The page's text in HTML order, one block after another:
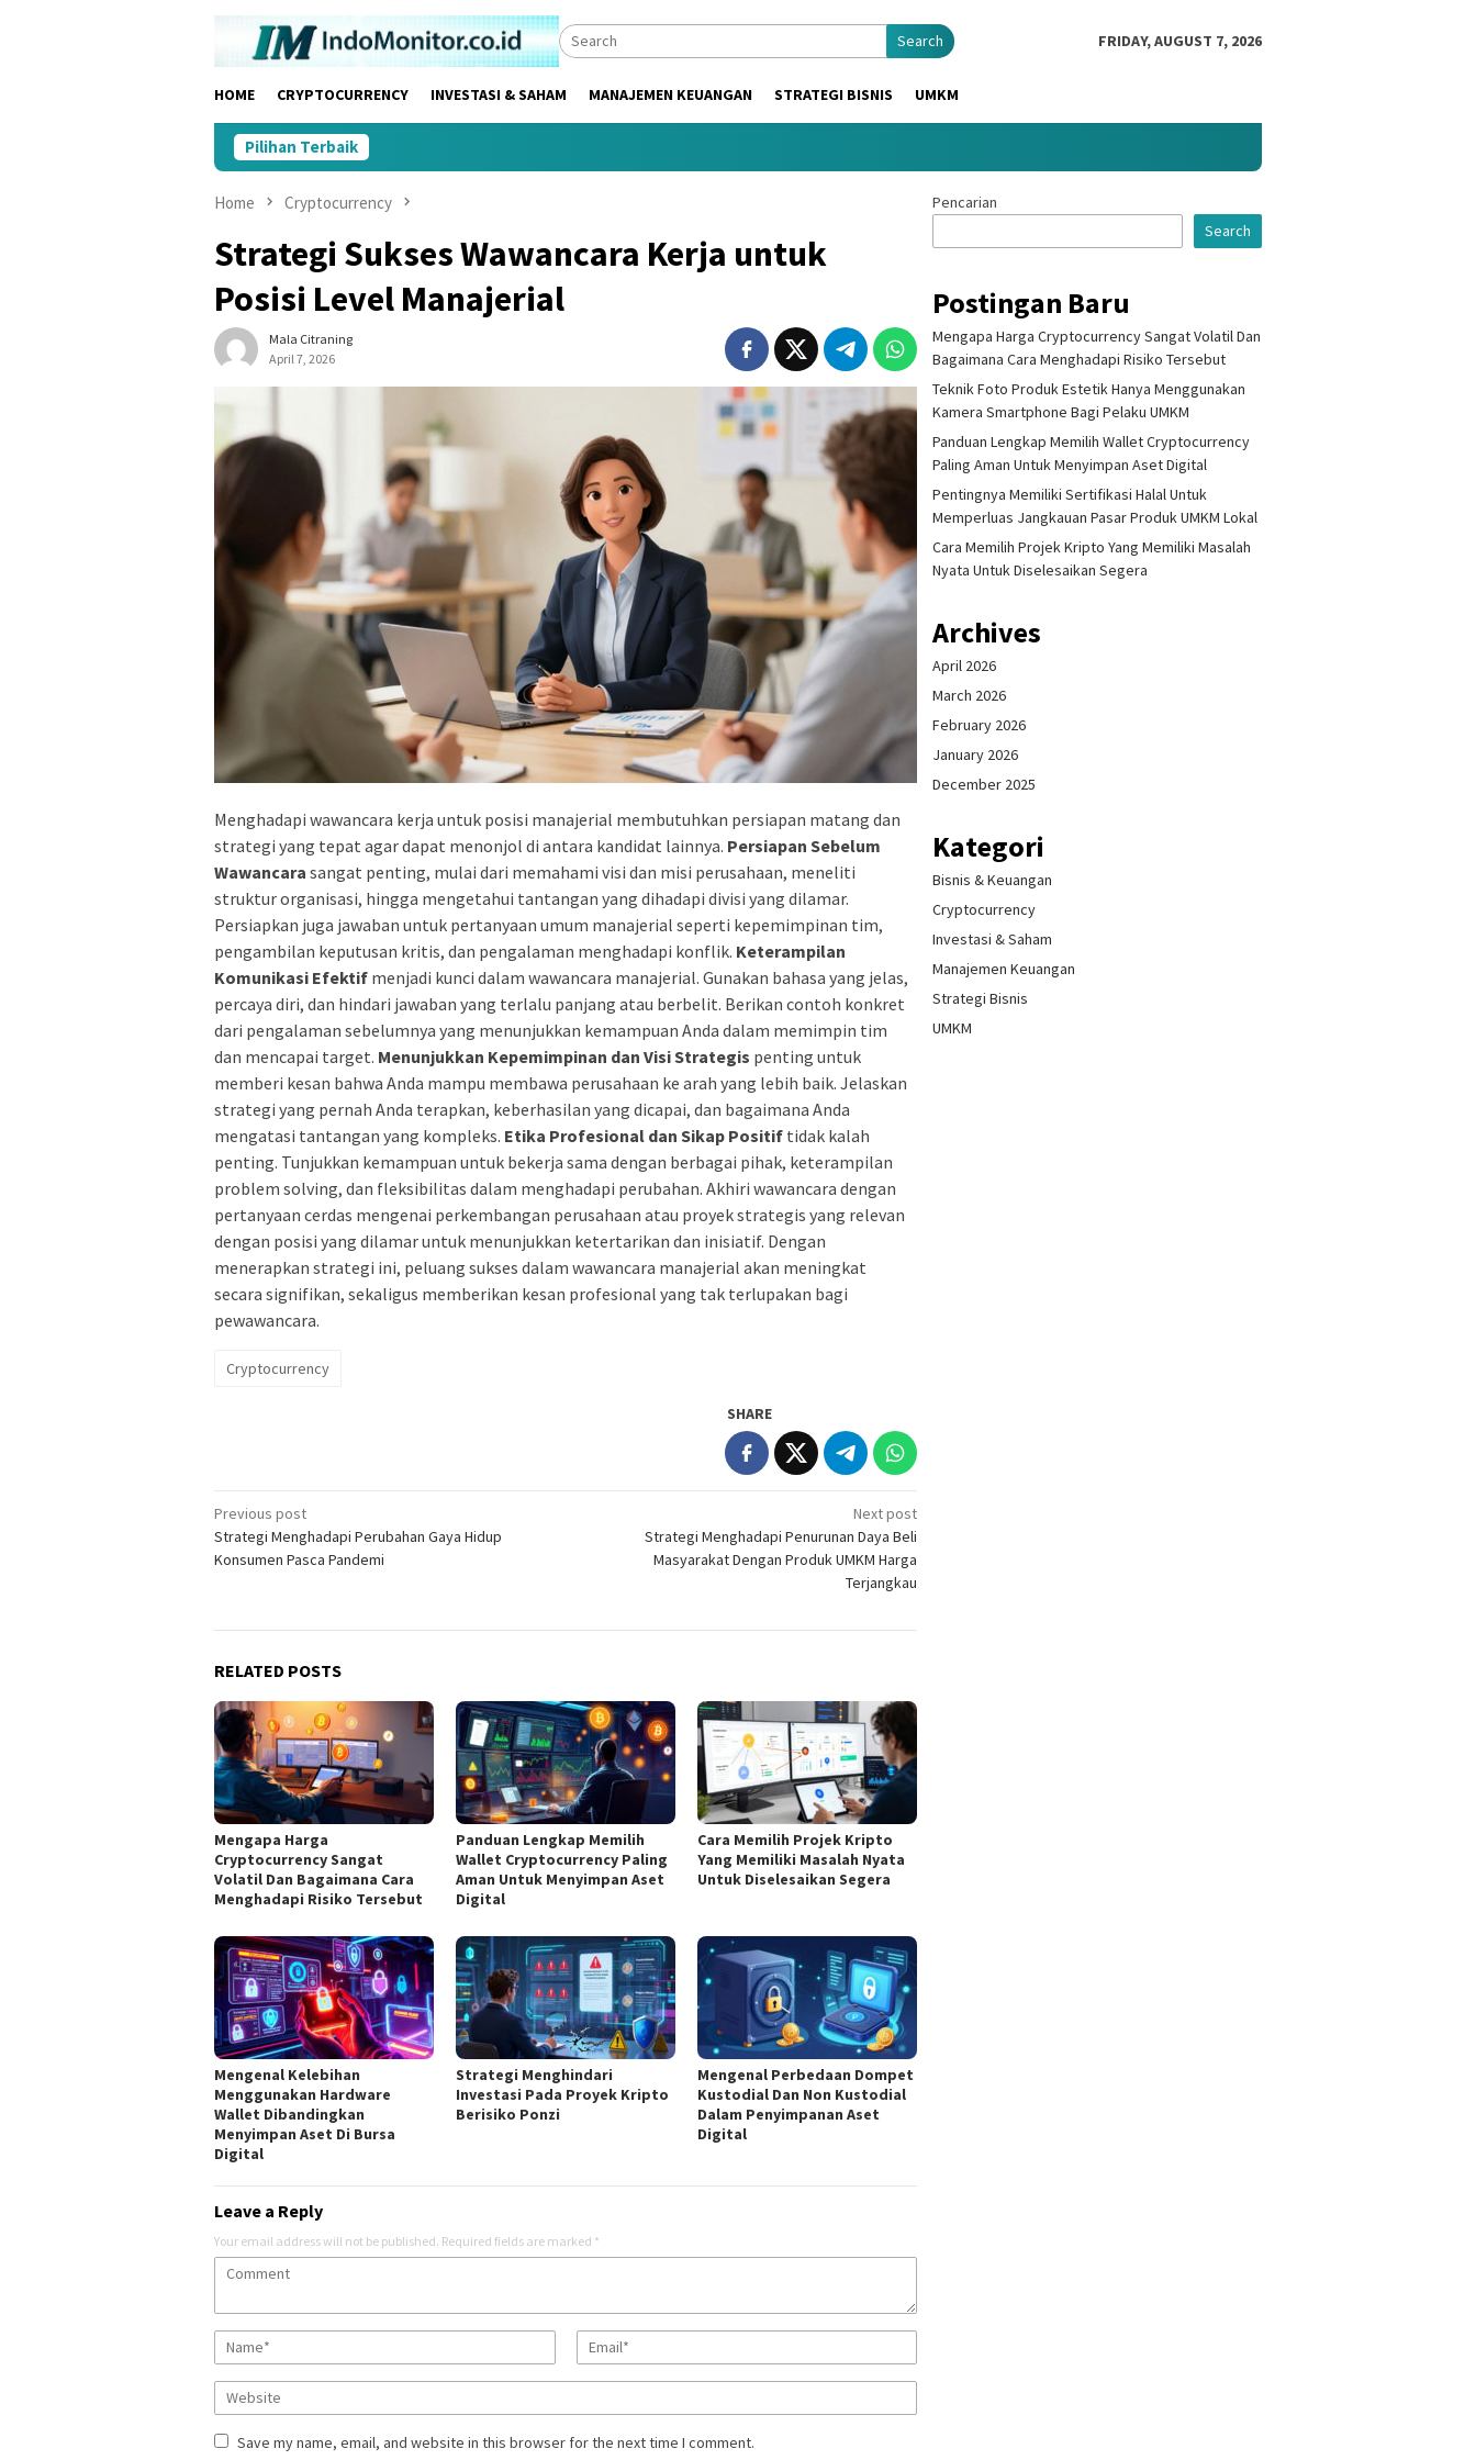
Search FRIDAY, AUGUST 7, 2026
HOME CRYPTOCURRENCY INVESTASI & SAHAM MANAJEMEN KEUANGAN STRATEGI BISNIS UMKM
Pilihan Terbaik
Home Cryptocurrency
Strategi Sukses Wawancara Kerja untuk
Posisi Level Manajerial
Mala Citraning
April 7, 2026
Menghadapi wawancara kerja untuk posisi manajerial membutuhkan persiapan matang dan
strategi yang tepat agar dapat menonjol di antara kandidat lainnya. Persiapan Sebelum
Wawancara sangat penting, mulai dari memahami visi dan misi perusahaan, meneliti
struktur organisasi, hingga mengetahui tantangan yang dihadapi divisi yang dilamar.
Persiapkan juga jawaban untuk pertanyaan umum manajerial seperti kepemimpinan tim,
pengambilan keputusan kritis, dan pengalaman menghadapi konflik. Keterampilan
Komunikasi Efektif menjadi kunci dalam wawancara manajerial. Gunakan bahasa yang jelas,
percaya diri, dan hindari jawaban yang terlalu panjang atau berbelit. Berikan contoh konkret
dari pengalaman sebelumnya yang menunjukkan kemampuan Anda dalam memimpin tim
dan mencapai target. Menunjukkan Kepemimpinan dan Visi Strategis penting untuk
memberi kesan bahwa Anda mampu membawa perusahaan ke arah yang lebih baik. Jelaskan
strategi yang pernah Anda terapkan, keberhasilan yang dicapai, dan bagaimana Anda
mengatasi tantangan yang kompleks. Etika Profesional dan Sikap Positif tidak kalah
penting. Tunjukkan kemampuan untuk bekerja sama dengan berbagai pihak, keterampilan
problem solving, dan fleksibilitas dalam menghadapi perubahan. Akhiri wawancara dengan
pertanyaan cerdas mengenai perkembangan perusahaan atau proyek strategis yang relevan
dengan posisi yang dilamar untuk menunjukkan ketertarikan dan inisiatif. Dengan
menerapkan strategi ini, peluang sukses dalam wawancara manajerial akan meningkat
secara signifikan, sekaligus memberikan kesan profesional yang tak terlupakan bagi
pewawancara.
Cryptocurrency
SHARE
Post
navigation
Previous post
Strategi Menghadapi Perubahan Gaya Hidup
Konsumen Pasca Pandemi
Next post
Strategi Menghadapi Penurunan Daya Beli
Masyarakat Dengan Produk UMKM Harga
Terjangkau
RELATED POSTS
Mengapa Harga
Cryptocurrency Sangat
Volatil Dan Bagaimana Cara
Menghadapi Risiko Tersebut
Panduan Lengkap Memilih
Wallet Cryptocurrency Paling
Aman Untuk Menyimpan Aset
Digital
Cara Memilih Projek Kripto
Yang Memiliki Masalah Nyata
Untuk Diselesaikan Segera
Mengenal Kelebihan
Menggunakan Hardware
Wallet Dibandingkan
Menyimpan Aset Di Bursa
Digital
Strategi Menghindari
Investasi Pada Proyek Kripto
Berisiko Ponzi
Mengenal Perbedaan Dompet
Kustodial Dan Non Kustodial
Dalam Penyimpanan Aset
Digital
Leave a Reply
Your email address will not be published. Required fields are marked *
Save my name, email, and website in this browser for the next time I comment.
Pencarian
Search
Postingan Baru
Mengapa Harga Cryptocurrency Sangat Volatil Dan
Bagaimana Cara Menghadapi Risiko Tersebut
Teknik Foto Produk Estetik Hanya Menggunakan
Kamera Smartphone Bagi Pelaku UMKM
Panduan Lengkap Memilih Wallet Cryptocurrency
Paling Aman Untuk Menyimpan Aset Digital
Pentingnya Memiliki Sertifikasi Halal Untuk
Memperluas Jangkauan Pasar Produk UMKM Lokal
Cara Memilih Projek Kripto Yang Memiliki Masalah
Nyata Untuk Diselesaikan Segera
Archives
April 2026
March 2026
February 2026
January 2026
December 2025
Kategori
Bisnis & Keuangan
Cryptocurrency
Investasi & Saham
Manajemen Keuangan
Strategi Bisnis
UMKM